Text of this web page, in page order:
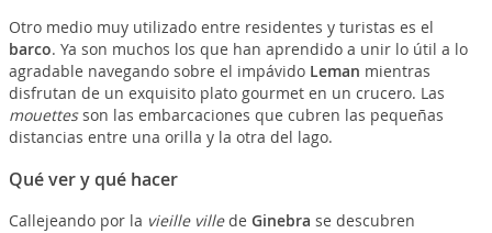
Otro medio muy utilizado entre residentes y turistas es el
barco. Ya son muchos los que han aprendido a unir lo útil a lo
agradable navegando sobre el impávido Leman mientras
disfrutan de un exquisito plato gourmet en un crucero. Las
mouettesson las embarcaciones que cubren las pequeñas
distancias entre una orilla y la otra del lago.
Qué ver y qué hacer
Callejeando por la vieille villede Ginebra se descubren